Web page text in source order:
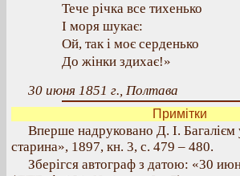
Тече річка все тихенько
І моря шукає:
Ой, так і моє серденько
До жінки здихає!»
30 июня 1851 г., Полтава
Примітки
Вперше надруковано Д. І.
старина», 1897, кн. 3, с. 479 – 480.
Зберігся автограф з датою: «30